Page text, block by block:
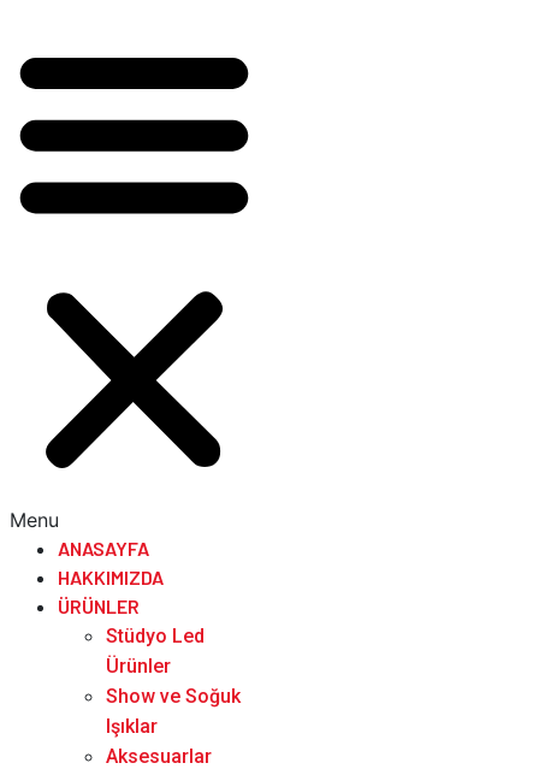
Menu
ANASAYFA
HAKKIMIZDA
ÜRÜNLER
Stüdyo Led
Ürünler
Show ve Soğuk
Işıklar
Aksesuarlar